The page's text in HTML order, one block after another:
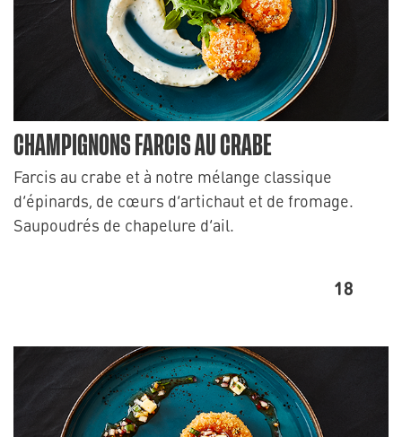
CHAMPIGNONS FARCIS AU CRABE
Farcis au crabe et à notre mélange classique
d’épinards, de cœurs d’artichaut et de fromage.
Saupoudrés de chapelure d’ail.
18